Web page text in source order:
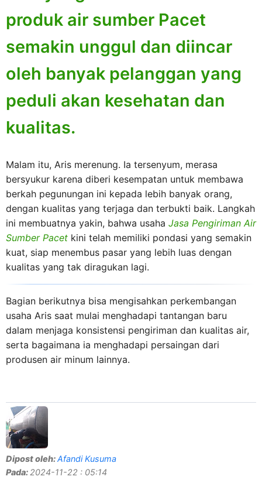
produk air sumber Pacet
semakin unggul dan diincar
oleh banyak pelanggan yang
peduli akan kesehatan dan
kualitas.
Malam itu, Aris merenung. Ia tersenyum, merasa
bersyukur karena diberi kesempatan untuk membawa
berkah pegunungan ini kepada lebih banyak orang,
dengan kualitas yang terjaga dan terbukti baik. Langkah
ini membuatnya yakin, bahwa usaha Jasa Pengiriman Air
Sumber Pacet kini telah memiliki pondasi yang semakin
kuat, siap menembus pasar yang lebih luas dengan
kualitas yang tak diragukan lagi.
Bagian berikutnya bisa mengisahkan perkembangan
usaha Aris saat mulai menghadapi tantangan baru
dalam menjaga konsistensi pengiriman dan kualitas air,
serta bagaimana ia menghadapi persaingan dari
produsen air minum lainnya.
Dipost oleh:Afandi Kusuma
Pada: 2024-11-22 : 05:14